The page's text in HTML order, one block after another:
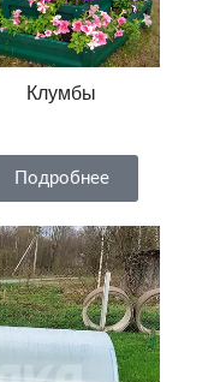
Клумбы
Подробнее